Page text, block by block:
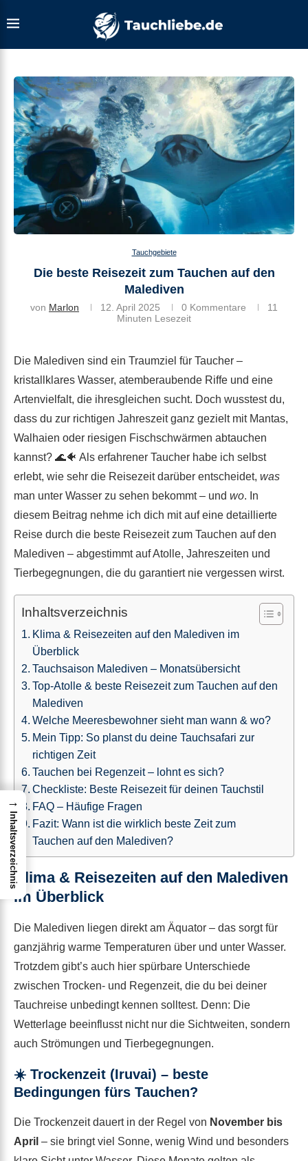
Tauchgebiete
Die beste Reisezeit zum Tauchen auf den
Malediven
von Marlon 12. April 2025 0 Kommentare
11
Minuten Lesezeit
Die Malediven sind ein Traumziel für Taucher –
kristallklares Wasser, atemberaubende Riffe und eine
Artenvielfalt, die ihresgleichen sucht. Doch wusstest du,
dass du zur richtigen Jahreszeit ganz gezielt mit Mantas,
Walhaien oder riesigen Fischschwärmen abtauchen
kannst? 🌊🐠 Als erfahrener Taucher habe ich selbst
erlebt, wie sehr die Reisezeit darüber entscheidet, was
man unter Wasser zu sehen bekommt – und wo. In
diesem Beitrag nehme ich dich mit auf eine detaillierte
Reise durch die beste Reisezeit zum Tauchen auf den
Malediven – abgestimmt auf Atolle, Jahreszeiten und
Tierbegegnungen, die du garantiert nie vergessen wirst.
Inhaltsverzeichnis
Klima & Reisezeiten auf den Malediven im
Überblick
Tauchsaison Malediven – Monatsübersicht
Top-Atolle & beste Reisezeit zum Tauchen auf den
Malediven
Welche Meeresbewohner sieht man wann & wo?
Mein Tipp: So planst du deine Tauchsafari zur
richtigen Zeit
Tauchen bei Regenzeit – lohnt es sich?
Checkliste: Beste Reisezeit für deinen Tauchstil
FAQ – Häufige Fragen
Fazit: Wann ist die wirklich beste Zeit zum
Tauchen auf den Malediven?
Klima & Reisezeiten auf den Malediven
im Überblick
Die Malediven liegen direkt am Äquator – das sorgt für
ganzjährig warme Temperaturen über und unter Wasser.
Trotzdem gibt’s auch hier spürbare Unterschiede
zwischen Trocken- und Regenzeit, die du bei deiner
Tauchreise unbedingt kennen solltest. Denn: Die
Wetterlage beeinflusst nicht nur die Sichtweiten, sondern
auch Strömungen und Tierbegegnungen.
☀️ Trockenzeit (Iruvai) – beste
Bedingungen fürs Tauchen?
Die Trockenzeit dauert in der Regel von November bis
April – sie bringt viel Sonne, wenig Wind und besonders
→
Inhaltsverzeichnis